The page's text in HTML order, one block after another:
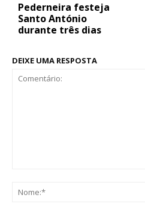
Pederneira festeja
Santo António
durante três dias
DEIXE UMA RESPOSTA